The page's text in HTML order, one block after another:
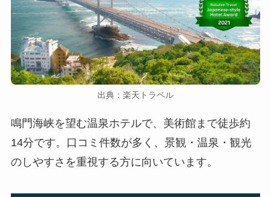
出典：楽天トラベル
鳴門海峡を望む温泉ホテルで、美術館まで徒歩約
14分です。口コミ件数が多く、景観・温泉・観光
のしやすさを重視する方に向いています。